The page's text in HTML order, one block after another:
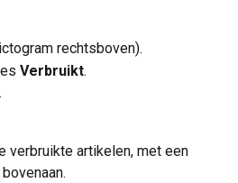
rechtsboven).
Verbruikt.
.
verbruikte artikelen, met een